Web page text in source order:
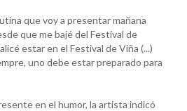
que voy a presentar mañana
que me bajé del Festival de
estar en el Festival de Viña (...)
uno debe estar preparado para
en el humor, la artista indicó